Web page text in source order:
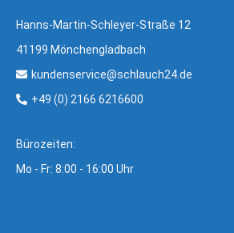
Hanns-Martin-Schleyer-Straße 12
41199 Mönchengladbach
kundenservice@schlauch24.de
+49 (0) 2166 6216600
Bürozeiten:
Mo - Fr: 8:00 - 16:00 Uhr